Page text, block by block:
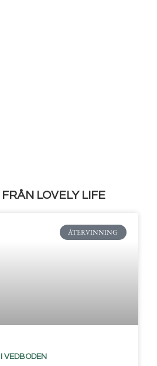
LOVELY LIFE
ÅTERVINNING
VEDBODEN